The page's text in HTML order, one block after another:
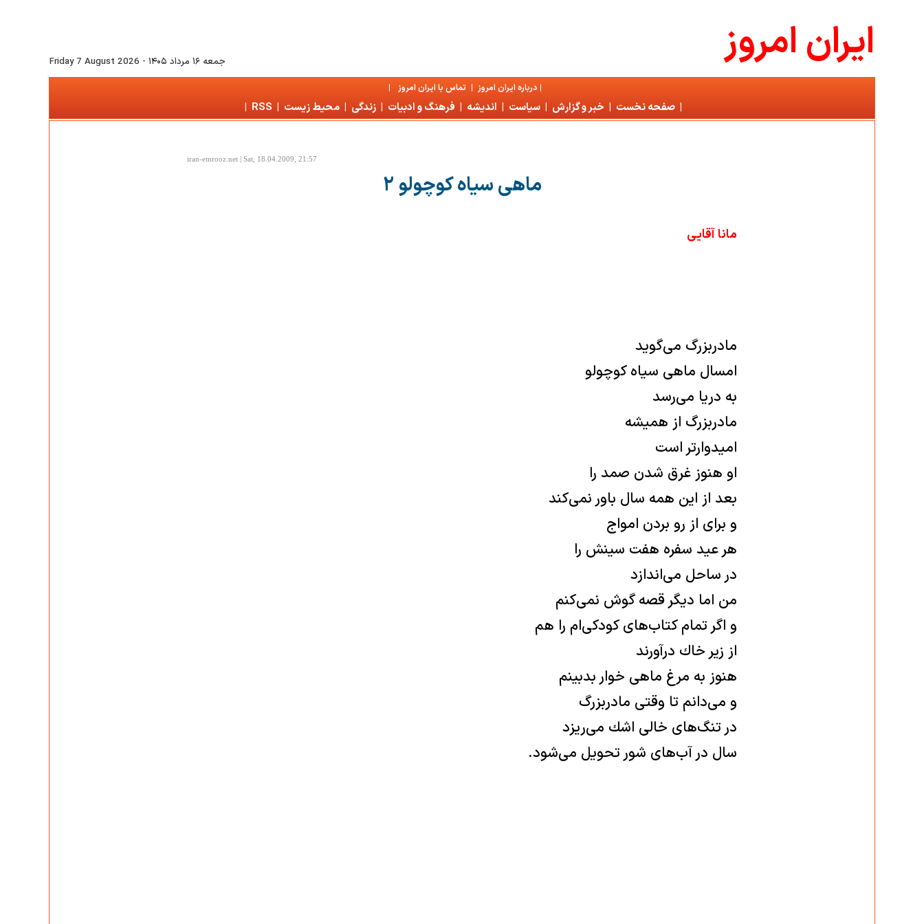
جمعه ۱۶ مرداد ۱۴۰۵ -
Friday 7 August 2026 ايران امروز
|درباره ايران امروز | تماس با ايران امروز |
| صفحه نخست | خبر و گزارش | سياست | انديشه | فرهنگ و ادبيات | زندگی | محیط زیست |
RSS
|
iran-emrooz.net | Sat, 18.04.2009, 21:57
ماهى سياه كوچولو ۲
مانا آقایی
مادربزرگ می‌گويد
امسال ماهى سياه كوچولو
به دريا می‌رسد
مادربزرگ از هميشه
اميدوارتر است
او هنوز غرق شدن صمد را
بعد از اين همه سال باور نمی‌كند
و براى از رو بردن امواج
هر عيد سفره هفت سينش را
در ساحل می‌اندازد
من اما ديگر قصه گوش نمی‌كنم
و اگر تمام كتاب‌هاى كودكی‌ام را هم
از زير خاك درآورند
هنوز به مرغ ماهى خوار بدبينم
و می‌دانم تا وقتى مادربزرگ
در تنگ‌هاى خالى اشك می‌ريزد
سال در آب‌هاى شور تحويل می‌شود.